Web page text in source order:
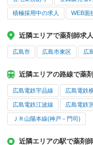
積極採用中の求人 WEB面
近隣エリアで薬剤師求
広島市 広島市東区 広
近隣エリアの路線で薬
広島電鉄宇品線 広島電鉄
広島電鉄江波線 広島電鉄
ＪＲ山陽本線(神戸－門司)
近隣エリアの駅で薬剤